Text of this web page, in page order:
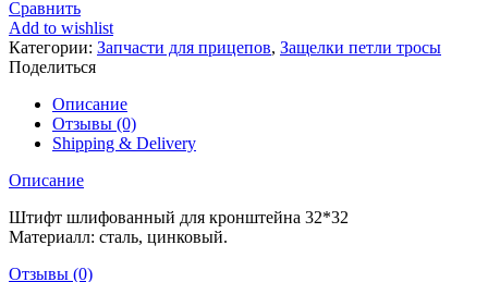
шплинтованный
1.2
Сравнить
Add to wishlist
Категории: Запчасти для прицепов, Защелки петли тросы
Поделиться
Описание
Отзывы (0)
Shipping & Delivery
Описание
Штифт шлифованный для кронштейна 32*32
Материалл: сталь, цинковый.
Отзывы (0)